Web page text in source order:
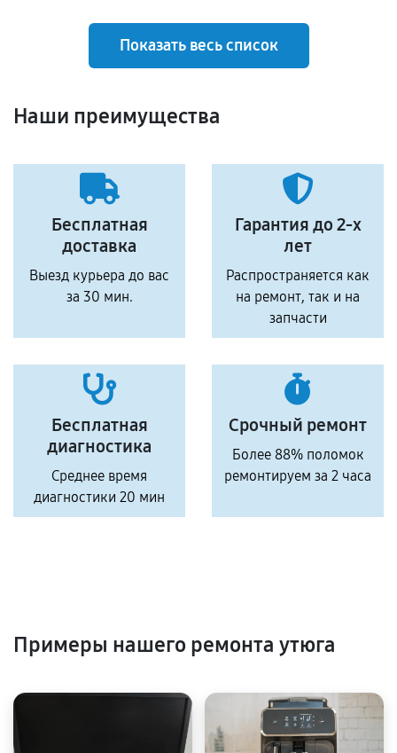
Показать весь список
Наши преимущества
Бесплатная
доставка
Выезд курьера до вас
за 30 мин.
Гарантия до 2-х
лет
Распространяется как
на ремонт, так и на
запчасти
Бесплатная
диагностика
Среднее время
диагностики 20 мин
Срочный ремонт
Более 88% поломок
ремонтируем за 2 часа
Примеры нашего ремонта утюга